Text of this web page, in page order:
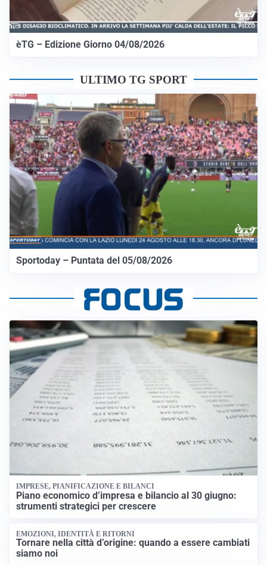
èTG – Edizione Giorno 04/08/2026
ULTIMO TG SPORT
Sportoday – Puntata del 05/08/2026
IMPRESE, PIANIFICAZIONE E BILANCI
Piano economico d’impresa e bilancio al 30 giugno:
strumenti strategici per crescere
EMOZIONI, IDENTITÀ E RITORNI
Tornare nella città d’origine: quando a essere cambiati
siamo noi